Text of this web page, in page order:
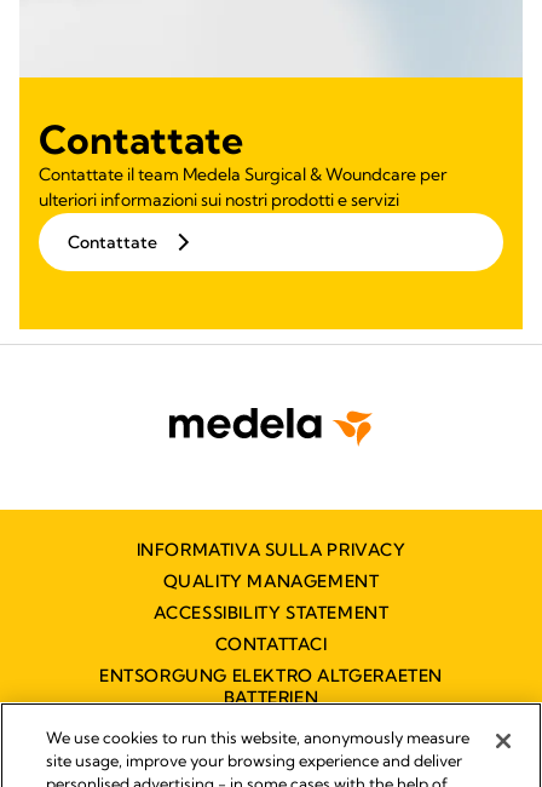
Contattate
Contattate il team Medela Surgical & Woundcare per
ulteriori informazioni sui nostri prodotti e servizi
Contattate
INFORMATIVA SULLA PRIVACY
QUALITY MANAGEMENT
ACCESSIBILITY STATEMENT
CONTATTACI
ENTSORGUNG ELEKTRO ALTGERAETEN
BATTERIEN
DICHIARAZIONE DI ACCESSIBILITÀ
We use cookies to run this website, anonymously measure
site usage, improve your browsing experience and deliver